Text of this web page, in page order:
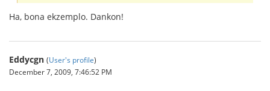
Ha, bona ekzemplo. Dankon!
Eddycgn (User's profile)
December 7, 2009, 7:46:52 PM